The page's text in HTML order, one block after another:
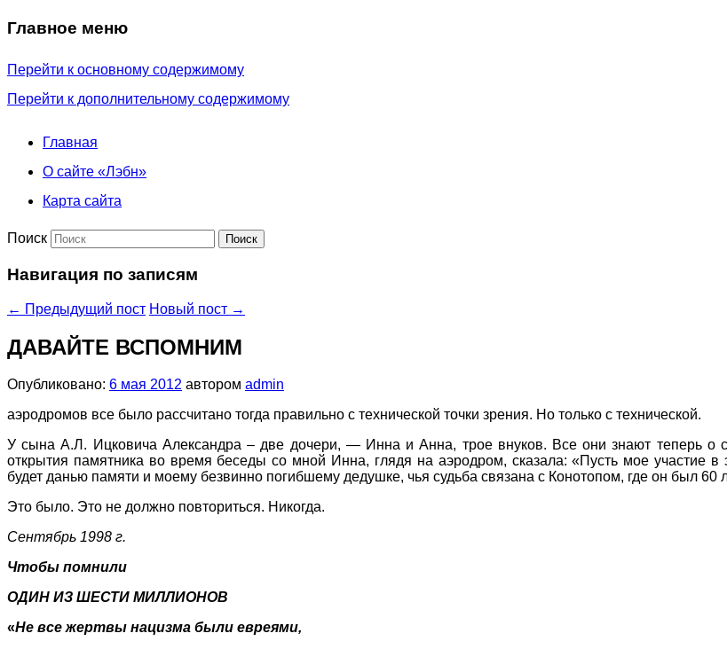
Главное меню
Перейти к основному содержимому
Перейти к дополнительному содержимому
Главная
О сайте «Лэбн»
Карта сайта
Поиск
Навигация по записям
← Предыдущий пост Новый пост →
ДАВАЙТЕ ВСПОМНИМ
Опубликовано: 6 мая 2012 автором admin
аэродромов все было рассчитано тогда правильно с технической точки зрения. Но только с технической.
У сына А.Л. Ицковича Александра – две дочери, — Инна и Анна, трое внуков. Все они знают теперь о
открытия памятника во время беседы со мной Инна, глядя на аэродром, сказала: «Пусть мое участие
будет данью памяти и моему безвинно погибшему дедушке, чья судьба связана с Конотопом, где он был 60
Это было. Это не должно повториться. Никогда.
Сентябрь 1998 г.
Чтобы помнили
ОДИН ИЗ ШЕСТИ МИЛЛИОНОВ
«Не все жертвы нацизма были евреями,